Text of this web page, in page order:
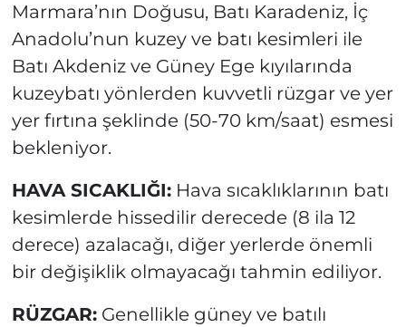
Marmara’nın Doğusu, Batı Karadeniz, İç
Anadolu’nun kuzey ve batı kesimleri ile
Batı Akdeniz ve Güney Ege kıyılarında
kuzeybatı yönlerden kuvvetli rüzgar ve yer
yer fırtına şeklinde (50-70 km/saat) esmesi
bekleniyor.
HAVA SICAKLIĞI:Hava sıcaklıklarının batı
kesimlerde hissedilir derecede (8 ila 12
derece) azalacağı, diğer yerlerde önemli
bir değişiklik olmayacağı tahmin ediliyor.
RÜZGAR:Genellikle güney ve batılı